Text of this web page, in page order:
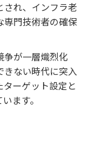
され、インフラ老
専門技術者の確保
争が一層熾烈化
きない時代に突入
ーゲット設定と
ます。